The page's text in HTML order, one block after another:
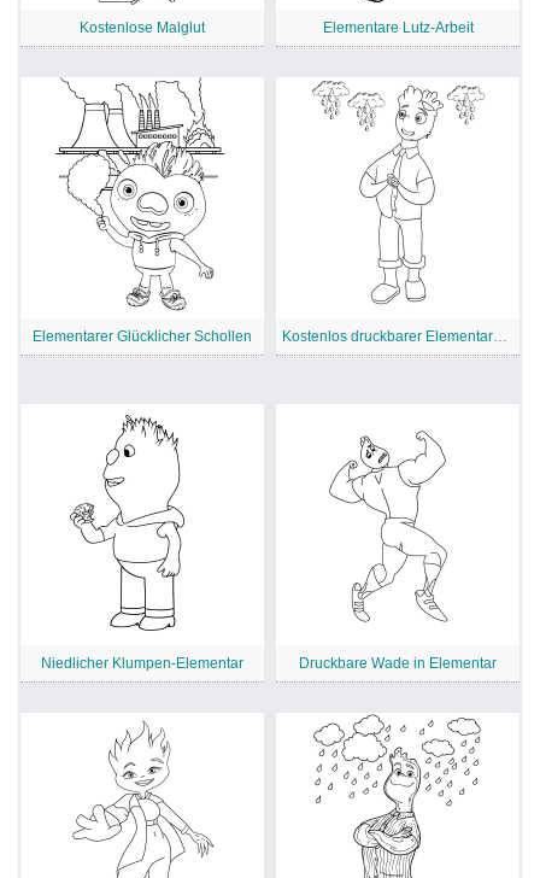
Kostenlose Malglut Elementare Lutz-Arbeit
Elementarer Glücklicher Schollen Kostenlos druckbarer Elementarcharakter
Niedlicher Klumpen-Elementar Druckbare Wade in Elementar